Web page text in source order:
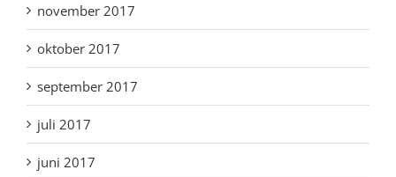
november 2017
oktober 2017
september 2017
juli 2017
juni 2017